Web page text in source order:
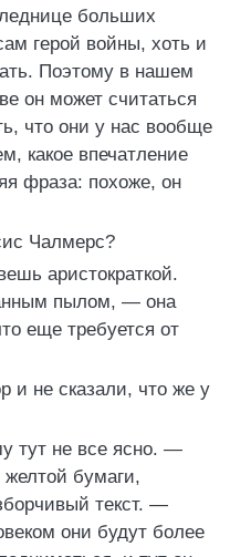
больших
герой войны, хоть и
Поэтому в нашем
он может считаться
что они у нас вообще
какое впечатление
фраза: похоже, он
Чалмерс?
аристократкой.
пылом, — она
еще требуется от
и не сказали, что же у
тут не все ясно. —
бумаги,
текст. —
они будут более